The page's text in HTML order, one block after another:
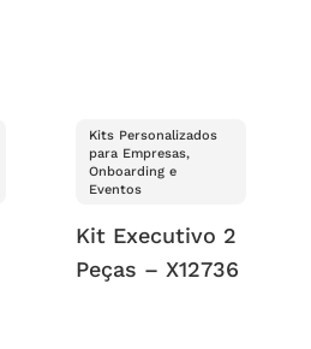
Kits Personalizados
para Empresas,
Onboarding e
Eventos
Kit Executivo 2
Peças – X12736